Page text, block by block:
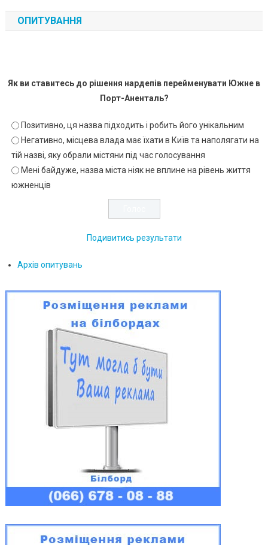
ОПИТУВАННЯ
Як ви ставитесь до рішення нардепів перейменувати Южне в
Порт-Аненталь?
Позитивно, ця назва підходить і робить його унікальним
Негативно, місцева влада має їхати в Київ та наполягати на
тій назві, яку обрали містяни під час голосування
Мені байдуже, назва міста ніяк не вплине на рівень життя
южненців
Подивитись результати
Архів опитувань